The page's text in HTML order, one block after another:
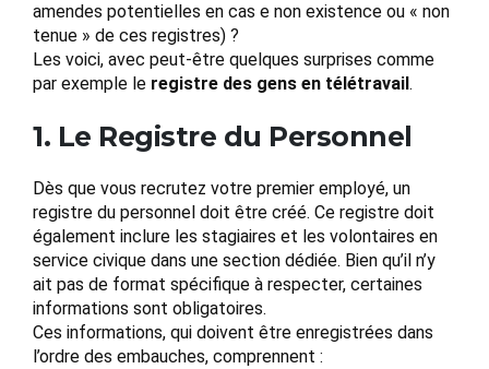
amendes potentielles en cas e non existence ou « non
tenue » de ces registres) ?
Les voici, avec peut-être quelques surprises comme
par exemple le registre des gens en télétravail .
1. Le Registre du Personnel
Dès que vous recrutez votre premier employé, un
registre du personnel doit être créé. Ce registre doit
également inclure les stagiaires et les volontaires en
service civique dans une section dédiée. Bien qu’il n’y
ait pas de format spécifique à respecter, certaines
informations sont obligatoires.
Ces informations, qui doivent être enregistrées dans
l’ordre des embauches, comprennent :